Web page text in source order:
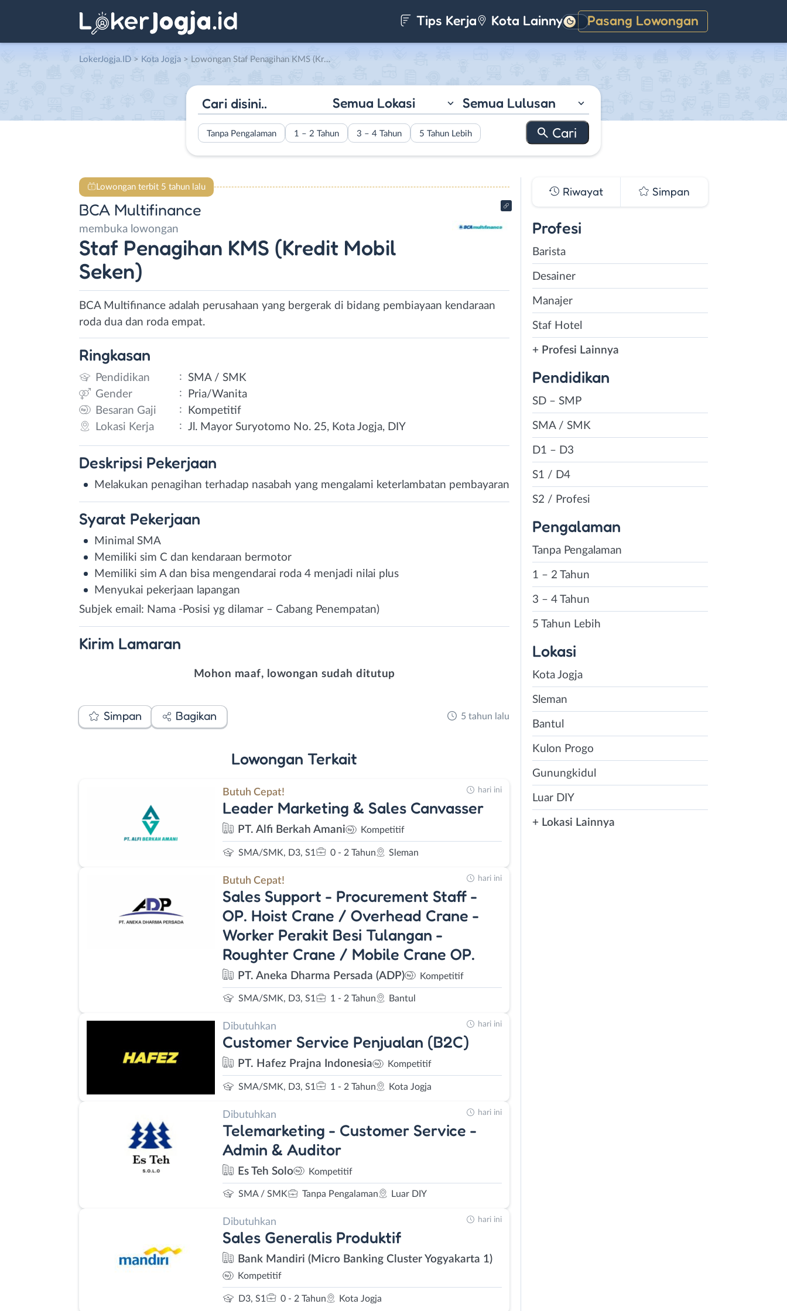
Tips Kerja Kota Lainnya Pasang Lowongan
Gelap
LokerJogja.ID > Kota Jogja > Lowongan Staf Penagihan KMS (Kredit Mobil Seken) di BCA Multifinance
Semua Lokasi Semua Lulusan
Tanpa Pengalaman 1 – 2 Tahun 3 – 4 Tahun 5 Tahun Lebih
Lowongan terbit 5 tahun lalu
BCA Multifinance
membuka lowongan
Staf Penagihan KMS (Kredit Mobil
Seken)
BCA Multifinance adalah perusahaan yang bergerak di bidang pembiayaan kendaraan
roda dua dan roda empat.
Ringkasan
Pendidikan : SMA / SMK
Gender
:
Pria/Wanita
Besaran Gaji
:
Kompetitif
Lokasi Kerja
: Jl. Mayor Suryotomo No. 25, Kota Jogja, DIY
Deskripsi Pekerjaan
Melakukan penagihan terhadap nasabah yang mengalami keterlambatan pembayaran
Syarat Pekerjaan
Minimal SMA
Memiliki sim C dan kendaraan bermotor
Memiliki sim A dan bisa mengendarai roda 4 menjadi nilai plus
Menyukai pekerjaan lapangan
Subjek email: Nama -Posisi yg dilamar – Cabang Penempatan)
Kirim Lamaran
Mohon maaf, lowongan sudah ditutup
Simpan Bagikan 5 tahun lalu
Lowongan Terkait
Butuh Cepat!
Leader Marketing & Sales Canvasser
PT. Alfi Berkah Amani Kompetitif
SMA/SMK, D3, S1 0 - 2 Tahun Sleman
hari ini
Butuh Cepat!
Sales Support - Procurement Staff -
OP. Hoist Crane / Overhead Crane -
Worker Perakit Besi Tulangan -
Roughter Crane / Mobile Crane OP.
PT. Aneka Dharma Persada (ADP) Kompetitif
SMA/SMK, D3, S1 1 - 2 Tahun Bantul
hari ini
Dibutuhkan
Customer Service Penjualan (B2C)
PT. Hafez Prajna Indonesia Kompetitif
SMA/SMK, D3, S1 1 - 2 Tahun Kota Jogja
hari ini
Dibutuhkan
Telemarketing - Customer Service -
Admin & Auditor
Es Teh Solo Kompetitif
SMA / SMK Tanpa Pengalaman Luar DIY
hari ini
Dibutuhkan
Sales Generalis Produktif
Bank Mandiri (Micro Banking Cluster Yogyakarta 1)
Kompetitif
D3, S1 0 - 2 Tahun Kota Jogja
hari ini
Riwayat Simpan
Profesi
Barista
Desainer
Manajer
Staf Hotel
+ Profesi Lainnya
Pendidikan
SD – SMP
SMA / SMK
D1 – D3
S1 / D4
S2 / Profesi
Pengalaman
Tanpa Pengalaman
1 – 2 Tahun
3 – 4 Tahun
5 Tahun Lebih
Lokasi
Kota Jogja
Sleman
Bantul
Kulon Progo
Gunungkidul
Luar DIY
+ Lokasi Lainnya